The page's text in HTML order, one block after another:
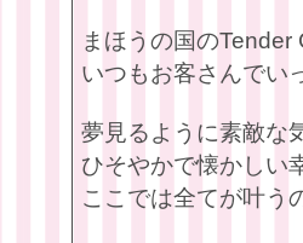
まほうの国のTender
いつもお客さんでい
夢見るように素敵な
ひそやかで懐かしい
ここでは全てが叶う